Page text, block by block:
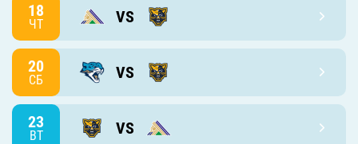
18
ЧТ VS
20
СБ VS
23
ВТ VS